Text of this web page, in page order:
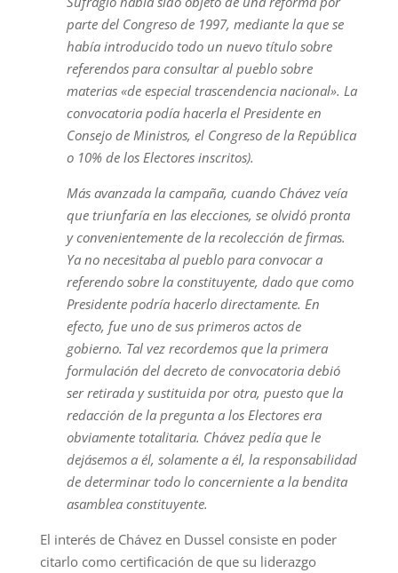
parte del Congreso de 1997, mediante la que se
había introducido todo un nuevo título sobre
referendos para consultar al pueblo sobre
materias «de especial trascendencia nacional». La
convocatoria podía hacerla el Presidente en
Consejo de Ministros, el Congreso de la República
o 10% de los Electores inscritos).
Más avanzada la campaña, cuando Chávez veía
que triunfaría en las elecciones, se olvidó pronta
y convenientemente de la recolección de firmas.
Ya no necesitaba al pueblo para convocar a
referendo sobre la constituyente, dado que como
Presidente podría hacerlo directamente. En
efecto, fue uno de sus primeros actos de
gobierno. Tal vez recordemos que la primera
formulación del decreto de convocatoria debió
ser retirada y sustituida por otra, puesto que la
redacción de la pregunta a los Electores era
obviamente totalitaria. Chávez pedía que le
dejásemos a él, solamente a él, la responsabilidad
de determinar todo lo concerniente a la bendita
asamblea constituyente.
El interés de Chávez en Dussel consiste en poder
citarlo como certificación de que su liderazgo